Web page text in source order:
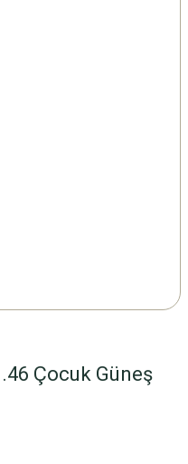
Çocuk Güneş